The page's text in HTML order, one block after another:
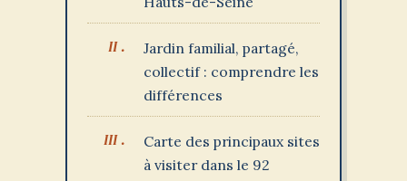
Jardin familial, partagé,
collectif : comprendre les
différences
Carte des principaux sites
à visiter dans le 92